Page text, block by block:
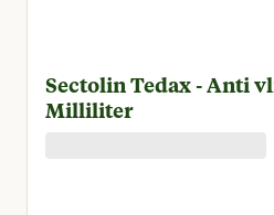
Sectolin Tedax - Anti
Milliliter